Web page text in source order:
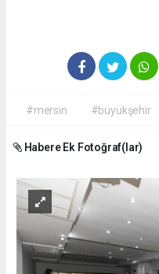
#mersin #büyükşehir
Habere Ek Fotoğraf(lar)